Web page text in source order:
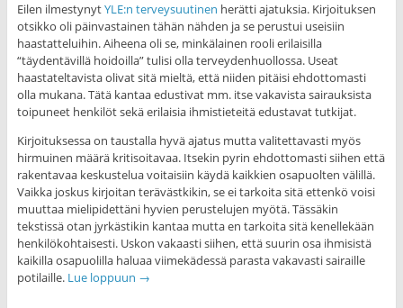
Eilen ilmestynytYLE:n terveysuutinen herätti ajatuksia. Kirjoituksen
otsikko oli päinvastainen tähän nähden ja se perustui useisiin
haastatteluihin. Aiheena oli se, minkälainen rooli erilaisilla
“täydentävillä hoidoilla” tulisi olla terveydenhuollossa. Useat
haastateltavista olivat sitä mieltä, että niiden pitäisi ehdottomasti
olla mukana. Tätä kantaa edustivat mm. itse vakavista sairauksista
toipuneet henkilöt sekä erilaisia ihmistieteitä edustavat tutkijat.
Kirjoituksessa on taustalla hyvä ajatus mutta valitettavasti myös
hirmuinen määrä kritisoitavaa. Itsekin pyrin ehdottomasti siihen että
rakentavaa keskustelua voitaisiin käydä kaikkien osapuolten välillä.
Vaikka joskus kirjoitan terävästkikin, se ei tarkoita sitä ettenkö voisi
muuttaa mielipidettäni hyvien perustelujen myötä. Tässäkin
tekstissä otan jyrkästikin kantaa mutta en tarkoita sitä kenellekään
henkilökohtaisesti. Uskon vakaasti siihen, että suurin osa ihmisistä
kaikilla osapuolilla haluaa viimekädessä parasta vakavasti sairaille
potilaille. Lue loppuun →